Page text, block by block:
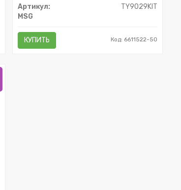
Артикул:
TY9029KIT
MSG
КУПИТЬ Код: 6611522-50